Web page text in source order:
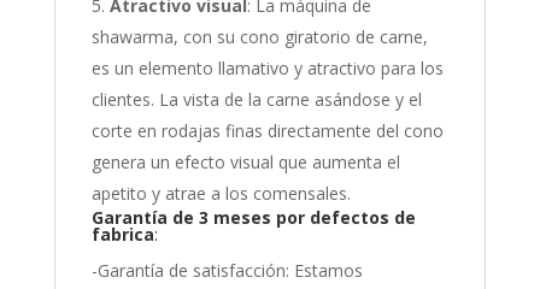
Atractivo visual: La máquina de
shawarma, con su cono giratorio de carne,
es un elemento llamativo y atractivo para los
clientes. La vista de la carne asándose y el
corte en rodajas finas directamente del cono
genera un efecto visual que aumenta el
apetito y atrae a los comensales.
Garantía de 3 meses por defectos de
fabrica:
-Garantía de satisfacción: Estamos